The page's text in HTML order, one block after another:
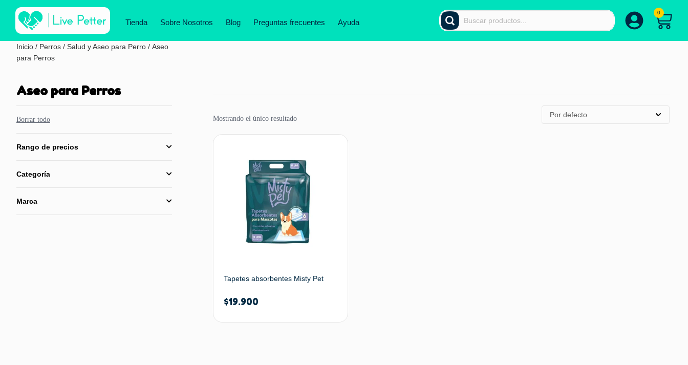
Tienda Sobre Nosotros Blog Preguntas frecuentes Ayuda
0
Inicio / Perros / Salud y Aseo para Perro / Aseo
para Perros
Aseo para Perros
Borrar todo
Rango de precios
Categoría
Marca
Mostrando el único resultado Por defecto
Tapetes absorbentes Misty Pet
$19.900